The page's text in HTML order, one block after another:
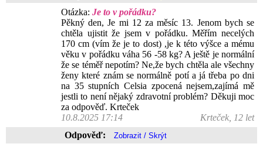
Otázka: Je to v pořádku?
Pěkný den, Je mi 12 za měsíc 13. Jenom bych se
chtěla ujistit že jsem v pořádku. Měřím necelých
170 cm (vím že je to dost) ,je k této výšce a mému
věku v pořádku váha 56 -58 kg? A ještě je normální
že se téměř nepotím? Ne,že bych chtěla ale všechny
ženy které znám se normálně potí a já třeba po dni
na 35 stupních Celsia zpocená nejsem,zajímá mě
jestli to není nějaký zdravotní problém? Děkuji moc
za odpověď. Krteček
10.8.2025 17:14
Krteček, 12 let
Odpověď: